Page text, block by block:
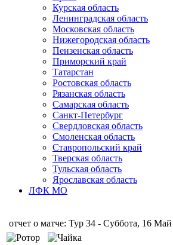
Курская область
Ленинградская область
Московская область
Нижегородская область
Пензенская область
Приморский край
Татарстан
Ростовская область
Рязанская область
Самарская область
Санкт-Петербург
Свердловская область
Смоленская область
Ставропольский край
Тверская область
Тульская область
Ярославская область
ЛФК МО
отчет о матче: Тур 34 - Суббота, 16